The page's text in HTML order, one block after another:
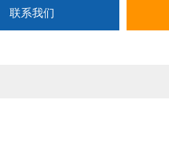
联系我们